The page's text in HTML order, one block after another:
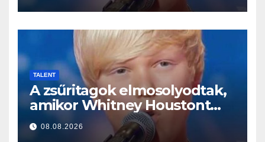
TALENT
A zsűritagok elmosolyodtak,
amikor Whitney Houstont
választotta… Aztán énekelni
kezdett
08.08.2026